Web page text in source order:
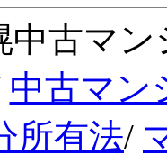
中古マン
中古マン
所有法/